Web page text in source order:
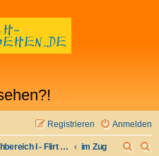
Anmelden
Registrieren
Suchbereich I - Flirt verloren- Flirt wiederfinden im Zug